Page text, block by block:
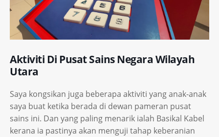
Aktiviti Di Pusat Sains Negara Wilayah
Utara
Saya kongsikan juga beberapa aktiviti yang anak-anak
saya buat ketika berada di dewan pameran pusat
sains ini. Dan yang paling menarik ialah Basikal Kabel
kerana ia pastinya akan menguji tahap keberanian